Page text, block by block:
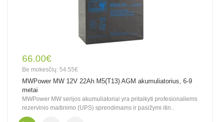
66.00€
Be mokesčių: 54.55€
MWPower MW 12V 22Ah M5(T13) AGM akumuliatorius, 6-9
metai
MWPower MW serijos akumuliatoriai yra pritaikyti profesionaliems
rezervinio maitinimo (UPS) sprendimams ir pasižymi itin..